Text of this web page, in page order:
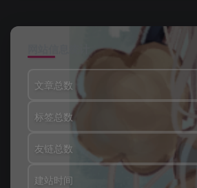
文章总数
标签总数
友链总数
建站时间